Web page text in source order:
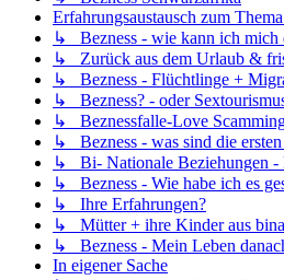
Erfahrungsaustausch zum
↳ Bezness - wie kann ich mich
↳ Zurück aus dem Urlaub &
↳ Bezness - Flüchtlinge +
↳ Bezness? - oder
↳ Beznessfalle-Love
↳ Bezness - was sind die
↳ Bi- Nationale Beziehungen -
↳ Bezness - Wie habe ich es
↳ Ihre Erfahrungen?
↳ Mütter + ihre Kinder aus
↳ Bezness - Mein Leben
In eigener Sache